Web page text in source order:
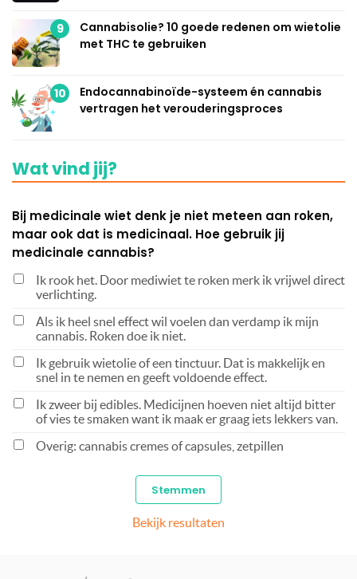
9
Cannabisolie? 10 goede redenen om wietolie
met THC te gebruiken
10
Endocannabinoïde-systeem én cannabis
vertragen het verouderingsproces
Wat vind jij?
Bij medicinale wiet denk je niet meteen aan roken,
maar ook dat is medicinaal. Hoe gebruik jij
medicinale cannabis?
Ik rook het. Door mediwiet te roken merk ik vrijwel direct
verlichting.
Als ik heel snel effect wil voelen dan verdamp ik mijn
cannabis. Roken doe ik niet.
Ik gebruik wietolie of een tinctuur. Dat is makkelijk en
snel in te nemen en geeft voldoende effect.
Ik zweer bij edibles. Medicijnen hoeven niet altijd bitter
of vies te smaken want ik maak er graag iets lekkers van.
Overig: cannabis cremes of capsules, zetpillen
Bekijk resultaten